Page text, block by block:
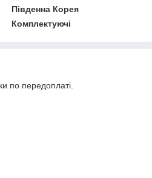
Південна Корея
Комплектуючі
по передоплаті.